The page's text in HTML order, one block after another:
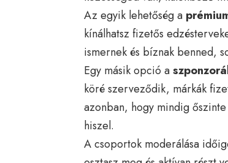
Az egyik lehetőség a
kínálhatsz fizetős
ismernek és bíznak benned,
Egy másik opció a
köré szerveződik, márkák
azonban, hogy mindig
hiszel.
A csoportok moderálása